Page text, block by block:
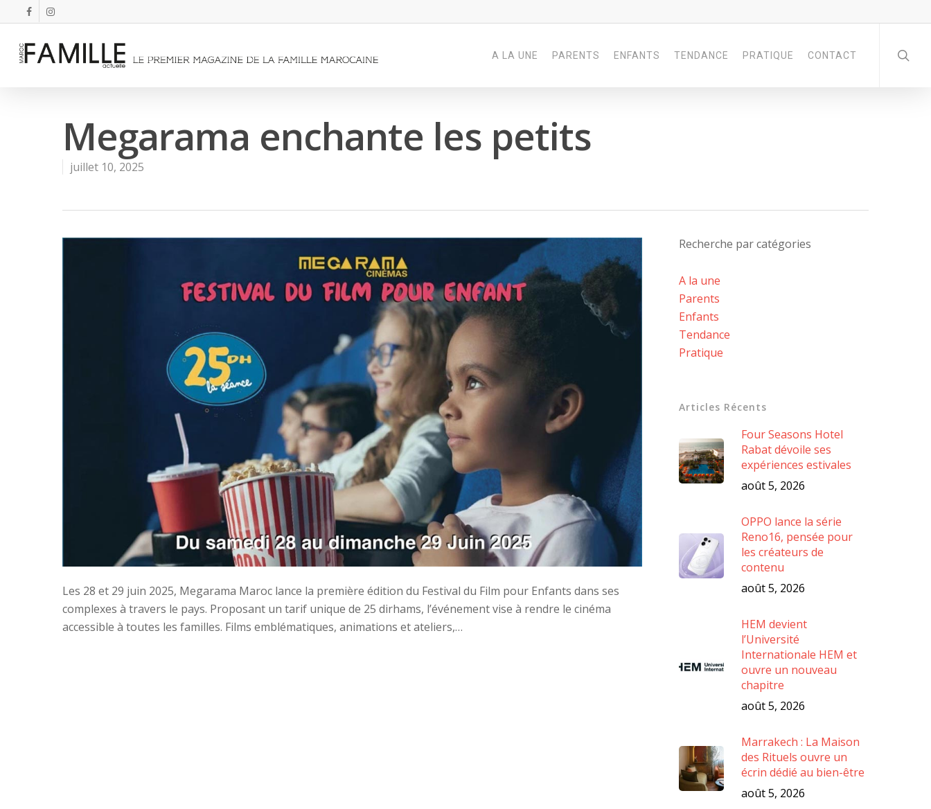
A LA UNE PARENTS ENFANTS TENDANCE PRATIQUE CONTACT
Megarama enchante les petits
juillet 10, 2025
Les 28 et 29 juin 2025, Megarama Maroc lance la première édition du Festival du Film pour Enfants dans ses
complexes à travers le pays. Proposant un tarif unique de 25 dirhams, l’événement vise à rendre le cinéma
accessible à toutes les familles. Films emblématiques, animations et ateliers,…
Recherche par catégories
A la une
Parents
Enfants
Tendance
Pratique
Articles Récents
Four Seasons Hotel
Rabat dévoile ses
expériences estivales
août 5, 2026
OPPO lance la série
Reno16, pensée pour
les créateurs de
contenu
août 5, 2026
HEM devient
l’Université
Internationale HEM et
ouvre un nouveau
chapitre
août 5, 2026
Marrakech : La Maison
des Rituels ouvre un
écrin dédié au bien-être
août 5, 2026